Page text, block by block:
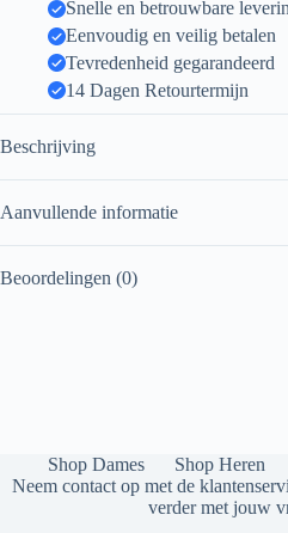
Snelle en betrouwbare
Eenvoudig en veilig betalen
Tevredenheid gegarandeerd
14 Dagen Retourtermijn
Beschrijving
Aanvullende informatie
Beoordelingen (0)
Shop Dames Shop Heren
Neem contact op met de
verder met jouw